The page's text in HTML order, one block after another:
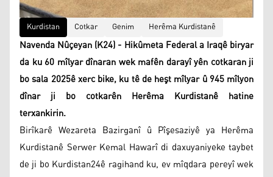
Kurdistan Cotkar Genim Herêma Kurdistanê
Navenda Nûçeyan (K24) - Hikûmeta Federal a Iraqê biryar
da ku 60 mîlyar dînaran wek mafên darayî yên cotkaran ji
bo sala 2025ê xerc bike, ku tê de heşt mîlyar û 945 mîlyon
dînar ji bo cotkarên Herêma Kurdistanê hatine
terxankirin.
Birîkarê Wezareta Bazirganî û Pîşesaziyê ya Herêma
Kurdistanê Serwer Kemal Hawarî di daxuyaniyeke taybet
de ji bo Kurdistan24ê ragihand ku, ev mîqdara pereyî wek